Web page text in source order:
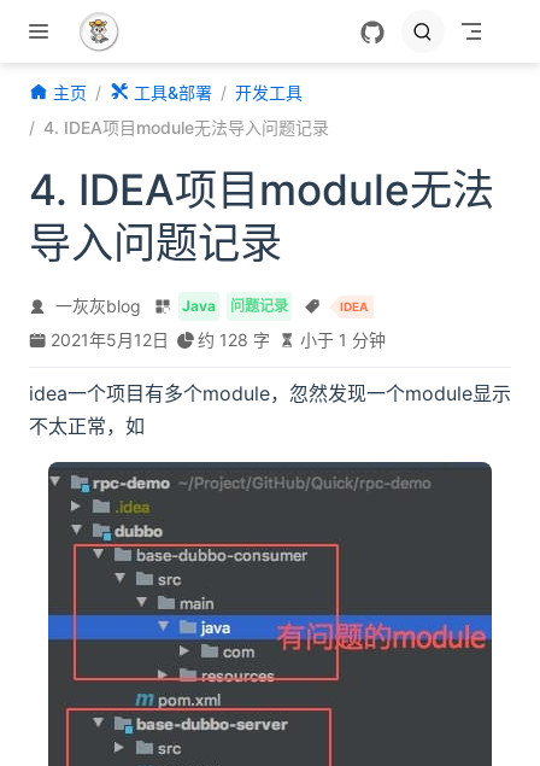
跳至主要內容
主页 工具&部署
开发工具
4. IDEA项目module无法导入问题记录
4. IDEA项目module无法
导入问题记录
一灰灰blog Java 问题记录 IDEA
2021年5月12日 约 128 字 小于 1 分钟
idea一个项目有多个module，忽然发现一个module显示
不太正常，如